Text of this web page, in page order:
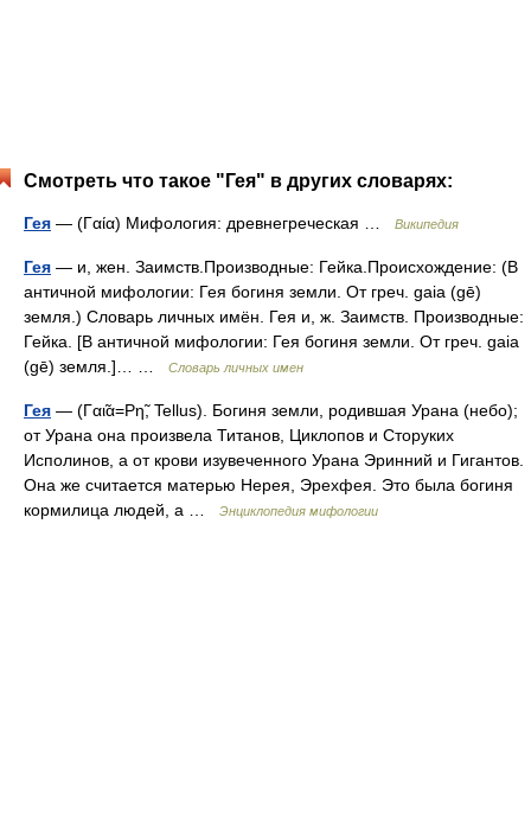
Смотреть что такое "Гея" в других словарях:
Гея — (Γαία) Мифология: древнегреческая … Википедия
Гея — и, жен. Заимств.Производные: Гейка.Происхождение: (В
античной мифологии: Гея богиня земли. От греч. gaia (gē)
земля.) Словарь личных имён. Гея и, ж. Заимств. Производные:
Гейка. [В античной мифологии: Гея богиня земли. От греч. gaia
(gē) земля.]… …
Словарь личных имен
Гея — (Γαι̃α=Ρη̃, Tellus). Богиня земли, родившая Урана (небо);
от Урана она произвела Титанов, Циклопов и Сторуких
Исполинов, а от крови изувеченного Урана Эринний и Гигантов.
Она же считается матерью Нерея, Эрехфея. Это была богиня
кормилица людей, а …
Энциклопедия мифологии